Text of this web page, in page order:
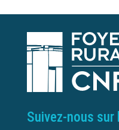
Suivez-nous